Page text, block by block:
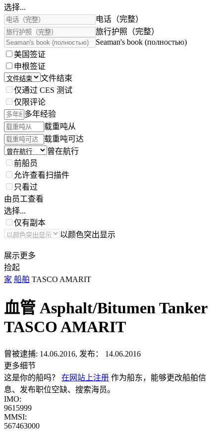
选择...
电话（完整）
旅行护照（完整）
Seaman's book (полностью)
美国签证
申根签证
文件结束
仅通过 CES 测试
仅限评论
多年经验
载重吨从
载重吨可达
曾在航行
前船员
允许查看扫描件
只看过
由员工查看
选择...
仅有副本
以颜色突出显示
展示更多
捡起
家 船舶 TASCO AMARIT
血管 Asphalt/Bitumen Tanker
TASCO AMARIT
曾被逮捕: 14.06.2016, 发布： 14.06.2016
更多细节
这是你的船吗？ 在网站上注册 作为船东，能够更改船舶信
息、发布职位空缺、搜索海员。
IMO:
9615999
MMSI:
567463000